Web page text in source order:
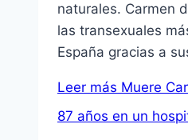
naturales. Carmen
las transexuales
España gracias a
Leer más Muere
87 años en un